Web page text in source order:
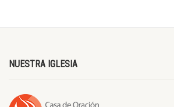
NUESTRA IGLESIA